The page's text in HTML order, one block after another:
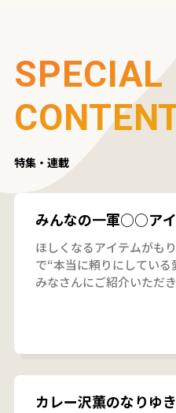
SPECIAL
特集・連載
みんなの一軍○○ア
ほしくなるアイテムがも
で“本当に頼りにしてい
みなさんにご紹介いただき
カレー沢薫のなりゆ